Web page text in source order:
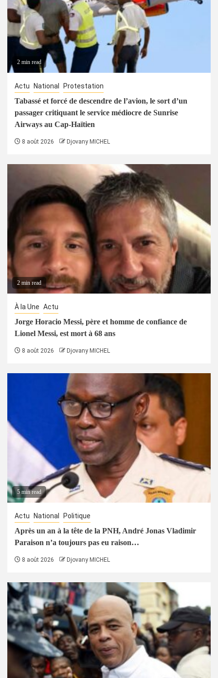
2 min read
Actu National Protestation
Tabassé et forcé de descendre de l’avion, le sort d’un
passager critiquant le service médiocre de Sunrise
Airways au Cap-Haïtien
8 août 2026 Djovany MICHEL
2 min read
À la Une Actu
Jorge Horacio Messi, père et homme de confiance de
Lionel Messi, est mort à 68 ans
8 août 2026 Djovany MICHEL
5 min read
Actu National Politique
Après un an à la tête de la PNH, André Jonas Vladimir
Paraison n’a toujours pas eu raison…
8 août 2026 Djovany MICHEL